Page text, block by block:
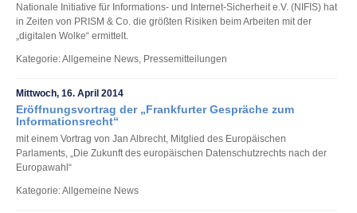
Nationale Initiative für Informations- und Internet-Sicherheit e.V. (NIFIS) hat
in Zeiten von PRISM & Co. die größten Risiken beim Arbeiten mit der
„digitalen Wolke“ ermittelt.
Kategorie: Allgemeine News, Pressemitteilungen
Mittwoch, 16. April 2014
Eröffnungsvortrag der „Frankfurter Gespräche zum
Informationsrecht“
mit einem Vortrag von Jan Albrecht, Mitglied des Europäischen
Parlaments, „Die Zukunft des europäischen Datenschutzrechts nach der
Europawahl“
Kategorie: Allgemeine News